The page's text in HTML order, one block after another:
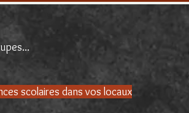
scolaires dans vos locaux